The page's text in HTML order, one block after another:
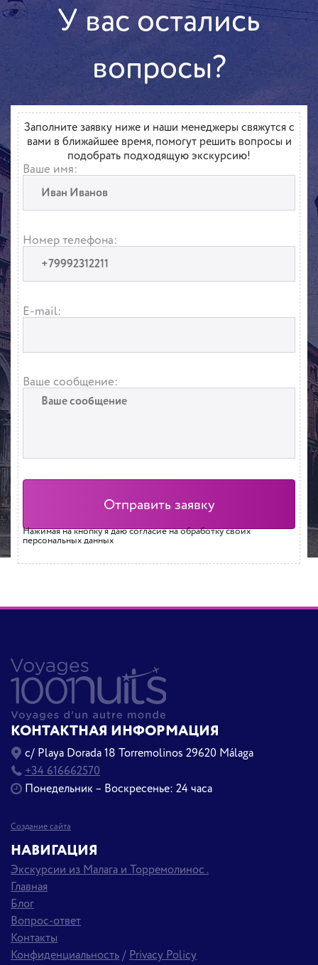
У вас остались
вопросы?
Заполните заявку ниже и наши менеджеры свяжутся с
вами в ближайшее время, помогут решить вопросы и
подобрать подходящую экскурсию!
Ваше имя:
Номер телефона:
E-mail:
Ваше сообщение:
Нажимая на кнопку я даю согласие на обработку своих
персональных данных
КОНТАКТНАЯ ИНФОРМАЦИЯ
c/ Playa Dorada 18 Torremolinos 29620 Málaga
+34 616662570
Понедельник – Воскресенье: 24 часа
Создание сайта
НАВИГАЦИЯ
Экскурсии из Малага и Торремолинос .
Главная
Блог
Вопрос-ответ
Контакты
Конфиденциальность / Privacy Policy